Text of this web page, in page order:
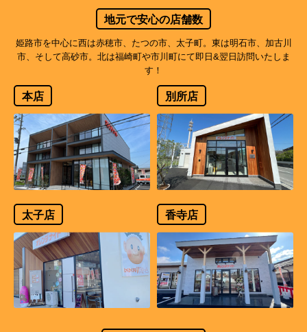
地元で安心の店舗数
姫路市を中心に西は赤穂市、たつの市、太子町。東は明石市、加古川
市、そして高砂市。北は福崎町や市川町にて即日&翌日訪問いたしま
す！
本店 別所店
太子店 香寺店